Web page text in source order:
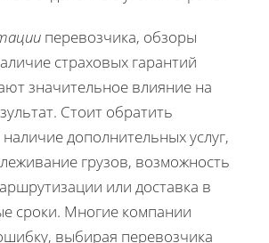
перевозчика, обзоры
страховых гарантий
значительное влияние на
Стоит обратить
дополнительных услуг,
грузов, возможность
или доставка в
сроки. Многие компании
выбирая перевозчика